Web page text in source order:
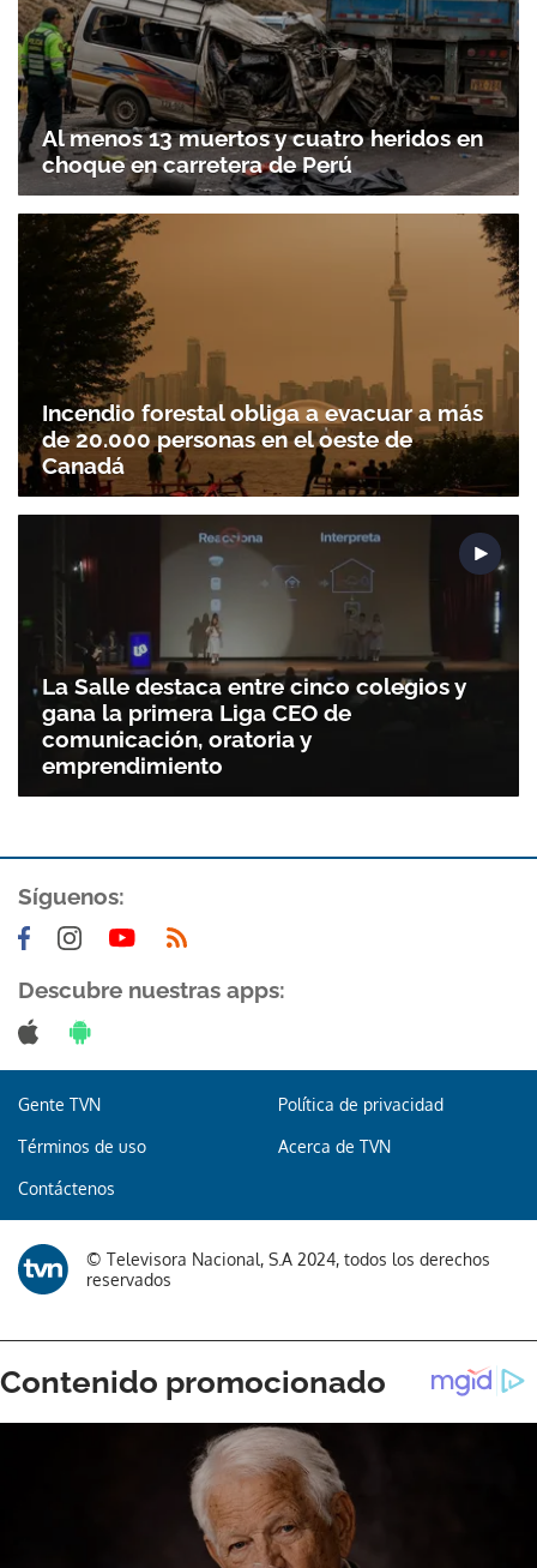
Gracias por suscribirte a nuestro boletín.
Al menos 13 muertos y cuatro heridos en
choque en carretera de Perú
Incendio forestal obliga a evacuar a más
de 20.000 personas en el oeste de
Canadá
La Salle destaca entre cinco colegios y
gana la primera Liga CEO de
comunicación, oratoria y
emprendimiento
Síguenos:
Descubre nuestras apps:
Gente TVN Política de privacidad
Términos de uso Acerca de TVN
Contáctenos
© Televisora Nacional, S.A 2024, todos los derechos
reservados